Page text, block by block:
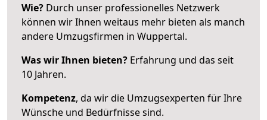
Wie? Durch unser professionelles Netzwerk
können wir Ihnen weitaus mehr bieten als manch
andere Umzugsfirmen in Wuppertal.
Was wir Ihnen bieten? Erfahrung und das seit
10 Jahren.
Kompetenz, da wir die Umzugsexperten für Ihre
Wünsche und Bedürfnisse sind.